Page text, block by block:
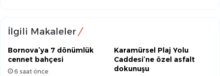
İlgili Makaleler
Bornova’ya 7 dönümlük
cennet bahçesi
6 saat önce
Karamürsel Plaj Yolu
Caddesi’ne özel asfalt
dokunuşu